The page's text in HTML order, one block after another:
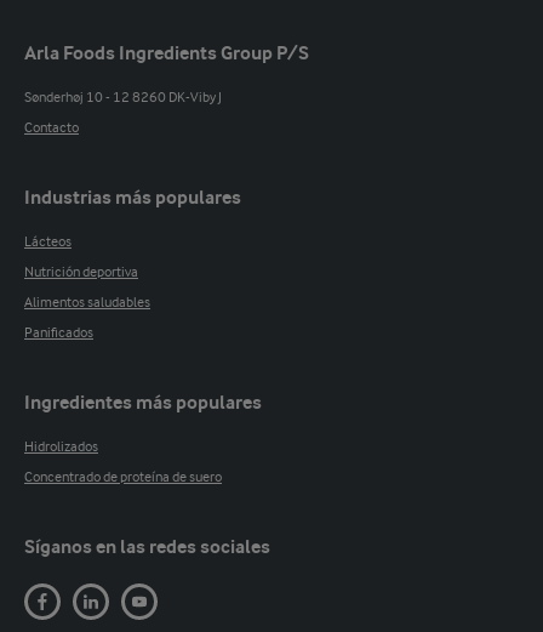
Arla Foods Ingredients Group P/S
Sønderhøj 10 - 12 8260 DK-Viby J
Contacto
Industrias más populares
Lácteos
Nutrición deportiva
Alimentos saludables
Panificados
Ingredientes más populares
Hidrolizados
Concentrado de proteína de suero
Síganos en las redes sociales